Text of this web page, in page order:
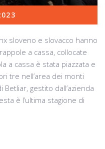
sloveno e slovacco hanno
a cassa, collocate
a cassa è stata piazzata e
tre nell’area dei monti
gestito dall’azienda
è l’ultima stagione di